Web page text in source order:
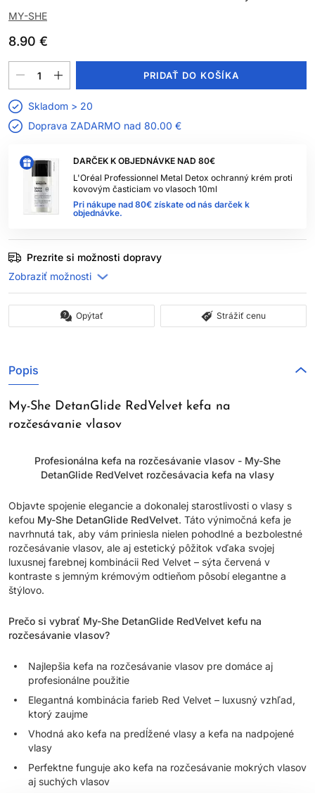
MY-SHE
8.90 €
DARČEK K OBJEDNÁVKE NAD 80€
L'Oréal Professionnel Metal Detox ochranný krém proti
kovovým časticiam vo vlasoch 10ml
Pri nákupe nad 80€ získate od nás darček k
objednávke.
PRIDAŤ DO KOŠÍKA
Skladom > 20
Doprava ZADARMO nad 80.00 €
Prezrite si možnosti dopravy
Opýtať Strážiť cenu
Popis
My-She DetanGlide RedVelvet kefa na
rozčesávanie vlasov
Profesionálna kefa na rozčesávanie vlasov - My-She
DetanGlide RedVelvet rozčesávacia kefa na vlasy
Objavte spojenie elegancie a dokonalej starostlivosti o vlasy s
kefou My-She DetanGlide RedVelvet. Táto výnimočná kefa je
navrhnutá tak, aby vám priniesla nielen pohodlné a bezbolestné
rozčesávanie vlasov, ale aj estetický pôžitok vďaka svojej
luxusnej farebnej kombinácii Red Velvet – sýta červená v
kontraste s jemným krémovým odtieňom pôsobí elegantne a
štýlovo.
Prečo si vybrať My-She DetanGlide RedVelvet kefu na
rozčesávanie vlasov?
Najlepšia kefa na rozčesávanie vlasov pre domáce aj
profesionálne použitie
Elegantná kombinácia farieb Red Velvet – luxusný vzhľad,
ktorý zaujme
Vhodná ako kefa na predĺžené vlasy a kefa na nadpojené
vlasy
Perfektne funguje ako kefa na rozčesávanie mokrých vlasov
aj suchých vlasov